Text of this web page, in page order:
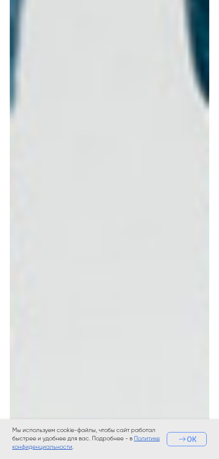
Мы используем cookie-файлы, чтобы сайт работал
быстрее и удобнее для вас. Подробнее - в
Политике
конфиденциальности.
ОК